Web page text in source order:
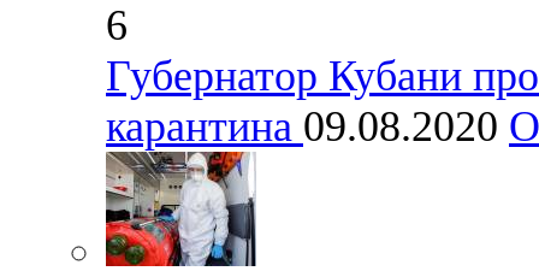
6
Губернатор Кубани
карантина 09.08.2020